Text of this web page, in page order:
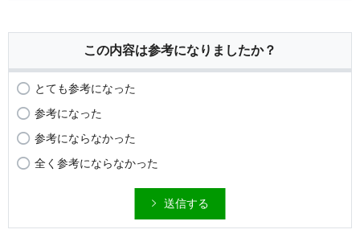
この内容は参考になりましたか？
とても参考になった
参考になった
参考にならなかった
全く参考にならなかった
送信する